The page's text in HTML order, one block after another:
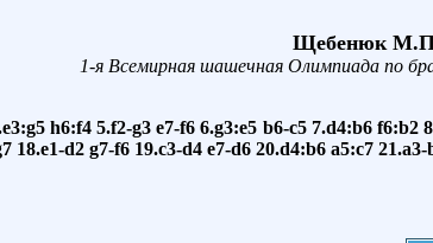
Щебенюк
1-я Всемирная шашечная Олимпиада по
h6:f4 5.f2-g3 e7-f6 6.g3:e5 b6-c5 7.d4:b6 f6:b2
18.e1-d2 g7-f6 19.c3-d4 e7-d6 20.d4:b6 a5:c7 21.a3-